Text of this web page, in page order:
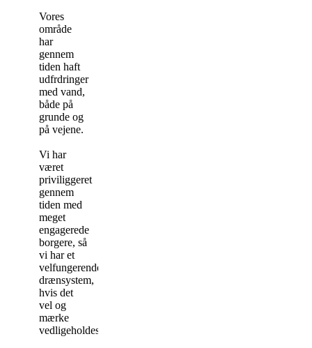
Vores
område
har
gennem
tiden haft
udfrdringer
med vand,
både på
grunde og
på vejene.
Vi har
været
priviliggeret
gennem
tiden med
meget
engagerede
borgere, så
vi har et
velfungerende
drænsystem,
hvis det
vel og
mærke
vedligeholdes.